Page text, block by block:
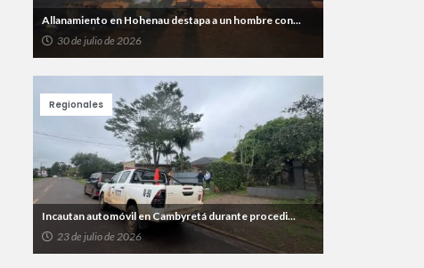
Allanamiento en Hohenau destapa a un hombre con...
30 de julio de 2026
Incautan automóvil en Cambyretá durante procedi...
23 de julio de 2026
Regionales